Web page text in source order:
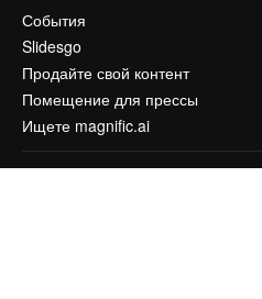
События
Slidesgo
Продайте свой контент
Помещение для прессы
Ищете magnific.ai